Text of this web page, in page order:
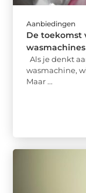
Aanbiedingen
De toekomst
wasmachines
Als je denkt
wasmachine,
Maar ...